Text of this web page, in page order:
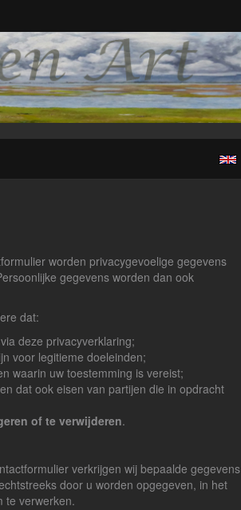
worden privacygevoelige gegevens
gegevens worden dan ook
dat:
deze privacyverklaring;
voor legitieme doeleinden;
waarin uw toestemming is vereist;
dat ook eisen van partijen die in opdracht
of te verwijderen.
verkrijgen wij bepaalde gegevens
door u worden opgegeven, in het
te verwerken.